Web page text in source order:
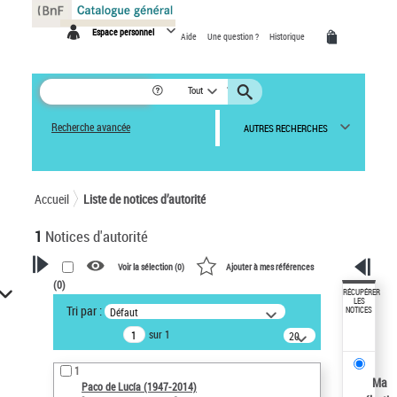
Espace personnel Aide Une question ? Historique
Tout
Recherche avancée AUTRES RECHERCHES
Accueil Liste de notices d’autorité
1 Notices d'autorité
VOTRE RECHERCHE
Recherche avancée dans les
notices d’autorité
Œuvres liées à l'auteur :
Paco de Lucía (1947-2014)
Voir la sélection (0) Ajouter à mes références
(0)
Tri par : Défaut
sur 1
20
résultats/page
1
Paco de Lucía (1947-2014)
RÉCUPÉRER
LES
NOTICES
Ma
Panneau de gestion des cookies